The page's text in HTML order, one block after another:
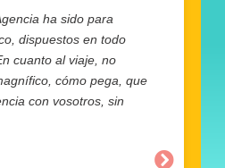
ha sido para
dispuestos en todo
cuanto al viaje, no
cómo pega, que
con vosotros, sin